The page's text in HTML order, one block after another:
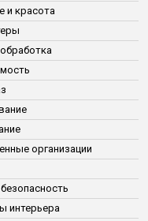
и красота
организации
интерьера